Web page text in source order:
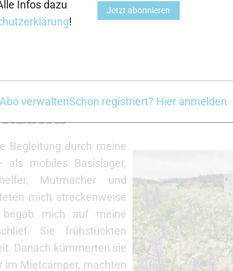
wurde im Laufe der Zeit erforderlich, weil sich
Aber: Das Material hat
kein Totalausfall. Und selbst optisch
Figur. Nicht nur das Produkt, auch der
und unkompliziert. Genau das, was man
Begleitung durch meine
mobiles Basislager,
Mutmacher und
mich streckenweise
mich auf meine
Sie frühstückten
Danach kümmerten sie
im Mietcamper, machten
Infos dazu
!
Jetzt abonnieren
Abo verwaltenSchon registriert? Hier anmelden